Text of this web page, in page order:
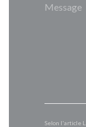
Selon l'article